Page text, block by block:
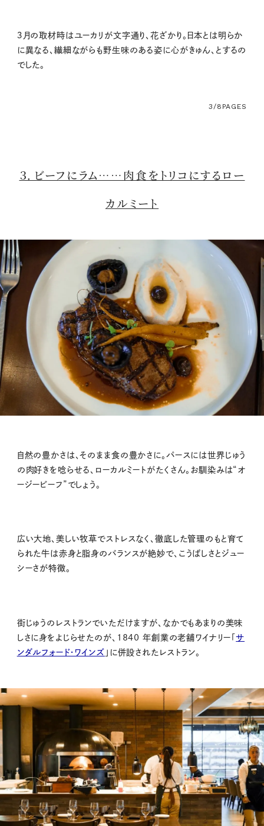
３月の取材時はユーカリが文字通り、花ざかり。日本とは明らか
に異なる、繊細ながらも野生味のある姿に心がきゅん、とするの
でした。
3/8 PAGES
３．ビーフにラム……肉食をトリコにするロー
カルミート
自然の豊かさは、そのまま食の豊かさに。パースには世界じゅう
の肉好きを唸らせる、ローカルミートがたくさん。お馴染みは“オ
ージービーフ”でしょう。
広い大地、美しい牧草でストレスなく、徹底した管理のもと育て
られた牛は赤身と脂身のバランスが絶妙で、こうばしさとジュー
シーさが特徴。
街じゅうのレストランでいただけますが、なかでもあまりの美味
しさに身をよじらせたのが、1840 年創業の老舗ワイナリー「サ
ンダルフォード・ワインズ 」に併設されたレストラン。